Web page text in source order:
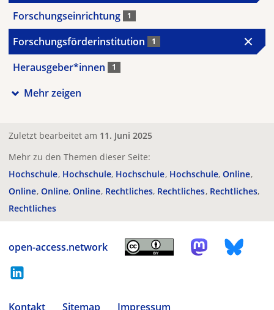
Forschungseinrichtung 1
Forschungsförderinstitution 1
Herausgeber*innen 1
Mehr zeigen
Zuletzt bearbeitet am 11. Juni 2025
Mehr zu den Themen dieser Seite:
Hochschule Hochschule Hochschule Hochschule Online
Online Online Online Rechtliches Rechtliches Rechtliches
Rechtliches
open-access.network
Kontakt Sitemap
Impressum